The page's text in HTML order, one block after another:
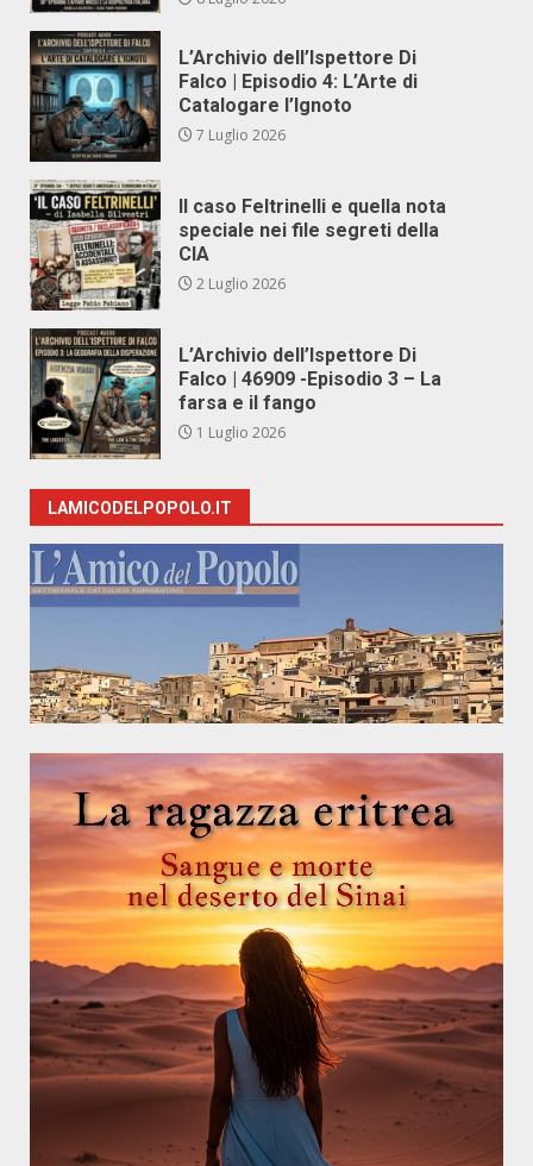
L’Archivio dell’Ispettore Di
Falco | Episodio 4: L’Arte di
Catalogare l’Ignoto
7 Luglio 2026
Il caso Feltrinelli e quella nota
speciale nei file segreti della
CIA
2 Luglio 2026
L’Archivio dell’Ispettore Di
Falco | 46909 -Episodio 3 – La
farsa e il fango
1 Luglio 2026
LAMICODELPOPOLO.IT